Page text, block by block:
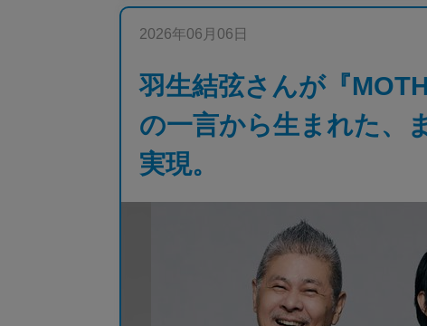
2026年06月06日
羽生結弦さんが『
の一言から生まれた、
実現。